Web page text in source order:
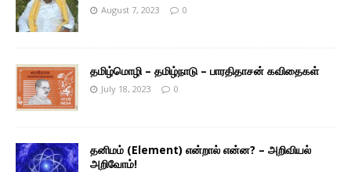
August 7, 2023 0
தமிழ்மொழி – தமிழ்நாடு – பாரதிதாசன் கவிதைகள்
July 18, 2023 0
தனிமம் (Element) என்றால் என்ன? – அறிவியல்
அறிவோம்!